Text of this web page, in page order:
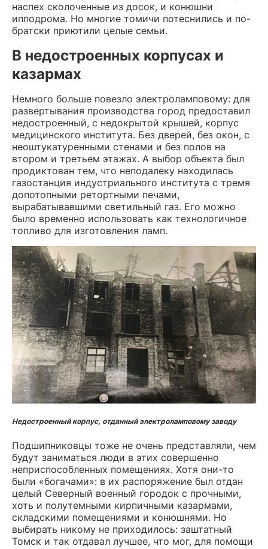
наспех сколоченные из досок, и конюшни
ипподрома. Но многие томичи потеснились и по-
братски приютили целые семьи.
В недостроенных корпусах и
казармах
Немного больше повезло электроламповому: для
развертывания производства город предоставил
недостроенный, с недокрытой крышей, корпус
медицинского института. Без дверей, без окон, с
неоштукатуренными стенами и без полов на
втором и третьем этажах. А выбор объекта был
продиктован тем, что неподалеку находилась
газостанция индустриального института с тремя
допотопными ретортными печами,
вырабатывавшими светильный газ. Его можно
было временно использовать как технологичное
топливо для изготовления ламп.
Недостроенный корпус, отданный электроламповому заводу
Подшипниковцы тоже не очень представляли, чем
будут заниматься люди в этих совершенно
неприспособленных помещениях. Хотя они-то
были «богачами»: в их распоряжение был отдан
целый Северный военный городок с прочными,
хоть и полутемными кирпичными казармами,
складскими помещениями и конюшнями. Но
выбирать никому не приходилось: заштатный
Томск и так отдавал лучшее, что мог, для помощи